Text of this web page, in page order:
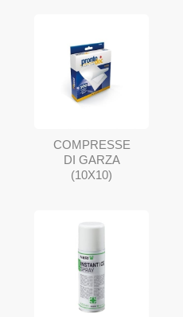
COMPRESSE
DI GARZA
(10X10)